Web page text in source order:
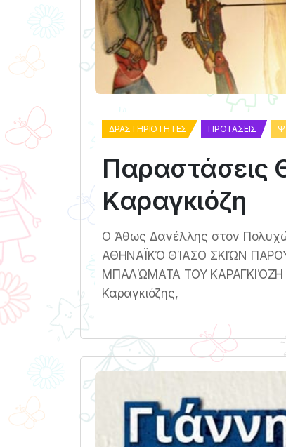
ΔΡΑΣΤΗΡΙΌΤΗΤΕΣ ΠΡΟΤΆΣΕΙΣ
Παραστάσεις
Καραγκιόζη
Ο Άθως Δανέλλης στον
ΑΘΗΝΑΪΚΌ ΘΊΑΣΟ ΣΚΙΏΝ
ΜΠΑΛΏΜΑΤΑ ΤΟΥ ΚΑΡΑΓΚΙΌΖΗ
Καραγκιόζης,